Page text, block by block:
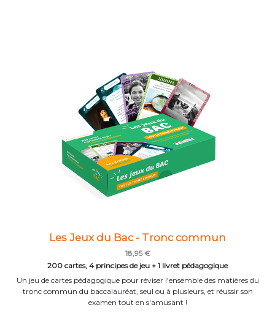
Les Jeux du Bac - Tronc commun
18,95 €
200 cartes, 4 principes de jeu + 1 livret pédagogique
Un jeu de cartes pédagogique pour réviser l'ensemble des matières du
tronc commun du baccalauréat, seul ou à plusieurs, et réussir son
examen tout en s'amusant !